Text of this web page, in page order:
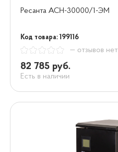
Ресанта АСН-30000/1-ЭМ
Код товара: 199116
— отзывов нет
82 785 руб.
Есть в наличии